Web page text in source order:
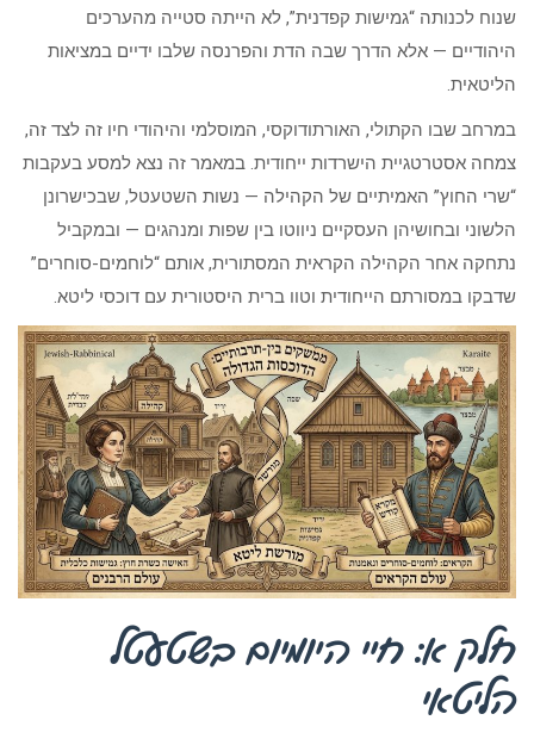
שנוח לכנותה “גמישות קפדנית”, לא הייתה סטייה מהערכים
היהודיים — אלא הדרך שבה הדת והפרנסה שלבו ידיים במציאות
הליטאית.
במרחב שבו הקתולי, האורתודוקסי, המוסלמי והיהודי חיו זה לצד זה,
צמחה אסטרטגיית הישרדות ייחודית. במאמר זה נצא למסע בעקבות
“שרי החוץ” האמיתיים של הקהילה — נשות השטעטל, שבכישרונן
הלשוני ובחושיהן העסקיים ניווטו בין שפות ומנהגים — ובמקביל
נתחקה אחר הקהילה הקראית המסתורית, אותם “לוחמים-סוחרים”
שדבקו במסורתם הייחודית וטוו ברית היסטורית עם דוכסי ליטא.
חלק א: חיי היומיום בשטעטל
הליטאי